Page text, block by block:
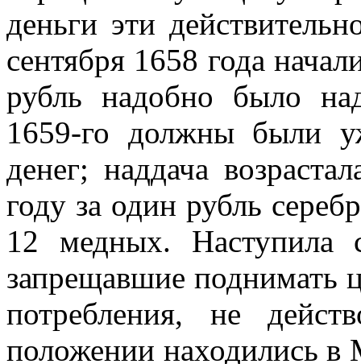
деньги эти
сентября 1658 года
рубль надобно было
1659-го должны были
денег; наддача
году за один рубль
12 медных. Наступила
запрещавшие поднимать
потребления, не
положении находились в